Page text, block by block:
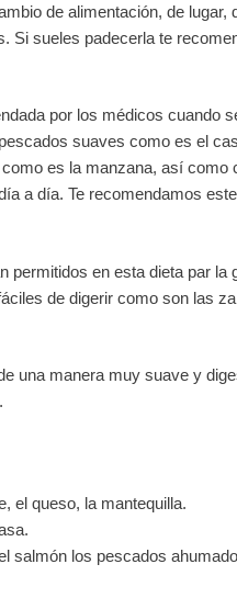
de alimentación, de
Si sueles padecerla te
por los médicos cuando
suaves como es el
es la manzana, así
a día. Te recomendamos
permitidos en esta dieta par la
de digerir como son las
una manera muy suave y
el queso, la mantequilla.
salmón los pescados